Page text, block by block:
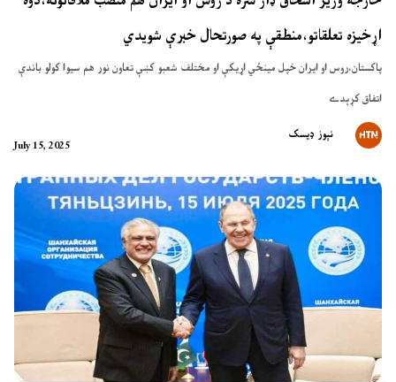
اړخيزه تعلقاتو،منطقې په صورتحال خبرې شويدي
پاکستان،روس او ايران خپل مينځي اړيکې او مختلف شعبو کښې تعاون نور هم سيوا کولو باندې
اتفاق کړېدے
July 15, 2025
نېوز ډیسک